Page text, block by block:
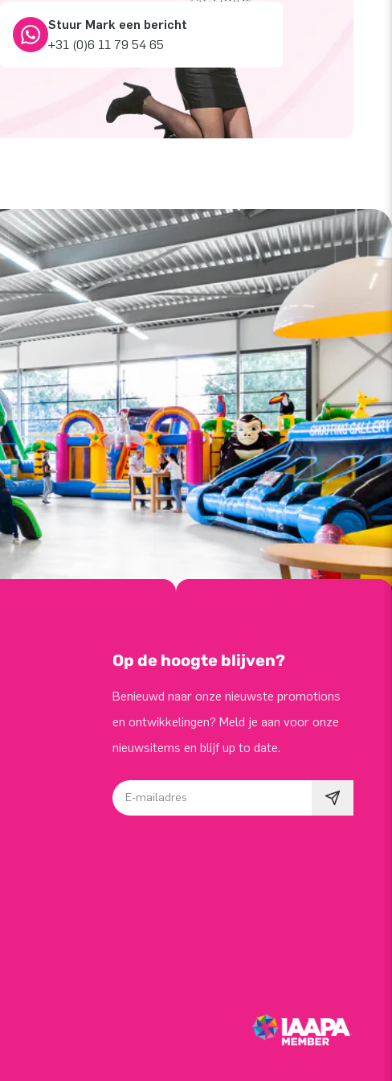
Stuur Mark een bericht
+31 (0)6 11 79 54 65
Op de hoogte blijven?
Benieuwd naar onze nieuwste promotions
en ontwikkelingen? Meld je aan voor onze
nieuwsitems en blijf up to date.
E-mailadres